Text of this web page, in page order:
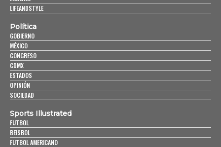
LIFEANDSTYLE
Política
GOBIERNO
MÉXICO
CONGRESO
CDMX
ESTADOS
OPINIÓN
SOCIEDAD
Sports Illustrated
FUTBOL
BEISBOL
FUTBOL AMERICANO